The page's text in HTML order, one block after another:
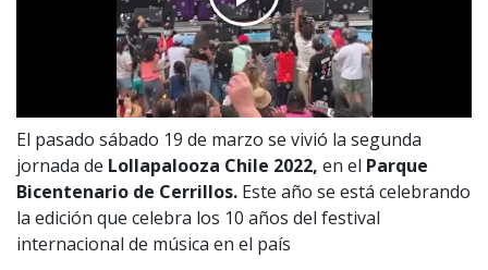
El pasado sábado 19 de marzo se vivió la segunda
jornada de Lollapalooza Chile 2022, en el Parque
Bicentenario de Cerrillos. Este año se está celebrando
la edición que celebra los 10 años del festival
internacional de música en el país